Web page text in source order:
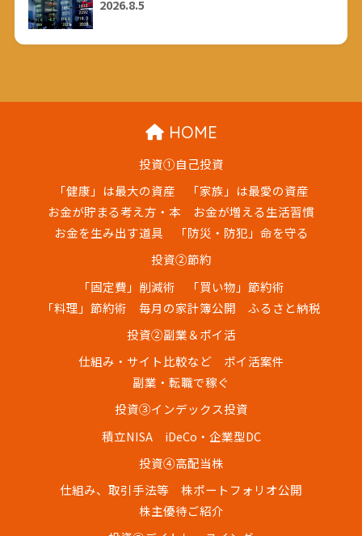
2026.8.5
HOME
投資①自己投資
「健康」は最大の資産
「家族」は最愛の資産
お金が貯まる考え方・本
お金が増える生活習慣
お金を生み出す道具
「防災・防犯」命を守る
投資②節約
「固定費」削減術
「買い物」節約術
「料理」節約術
毎月の家計簿公開
ふるさと納税
投資②副業＆ポイ活
仕組み・サイト比較など
ポイ活案件
副業・転職で稼ぐ
投資③インデックス投資
積立NISA
iDeCo・企業型DC
投資④高配当株
仕組み、取引手法等
株ポートフォリオ公開
株主優待ご紹介